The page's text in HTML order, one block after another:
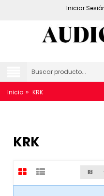
Iniciar
Inicio » KRK
KRK